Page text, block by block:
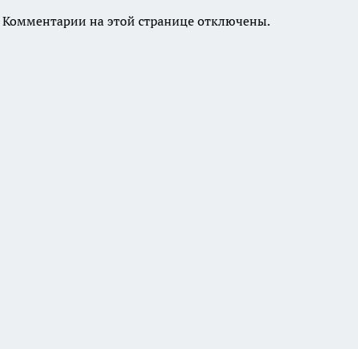
Комментарии на этой странице отключены.